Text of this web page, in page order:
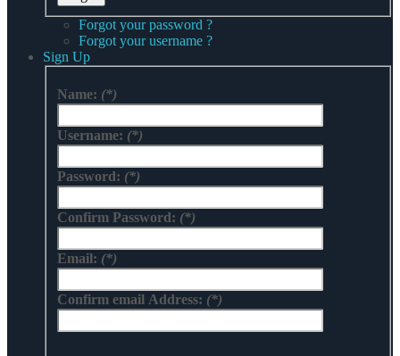
Forgot your password ?
Forgot your username ?
Sign Up
Name: (*)
Username: (*)
Password: (*)
Confirm Password: (*)
Email: (*)
Confirm email Address: (*)